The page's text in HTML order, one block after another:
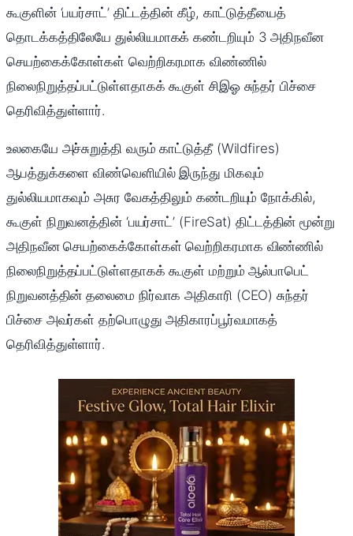
கூகுளின் ‘பயர்சாட்’ திட்டத்தின் கீழ், காட்டுத்தீயைத்
தொடக்கத்திலேயே துல்லியமாகக் கண்டறியும் 3 அதிநவீன
செயற்கைக்கோள்கள் வெற்றிகரமாக விண்ணில்
நிலைநிறுத்தப்பட்டுள்ளதாகக் கூகுள் சிஇஓ சுந்தர் பிச்சை
தெரிவித்துள்ளார்.
உலகையே அச்சுறுத்தி வரும் காட்டுத்தீ (Wildfires)
ஆபத்துக்களை விண்வெளியில் இருந்து மிகவும்
துல்லியமாகவும் அசுர வேகத்திலும் கண்டறியும் நோக்கில்,
கூகுள் நிறுவனத்தின் ‘பயர்சாட்’ (FireSat) திட்டத்தின் மூன்று
அதிநவீன செயற்கைக்கோள்கள் வெற்றிகரமாக விண்ணில்
நிலைநிறுத்தப்பட்டுள்ளதாகக் கூகுள் மற்றும் ஆல்பாபெட்
நிறுவனத்தின் தலைமை நிர்வாக அதிகாரி (CEO) சுந்தர்
பிச்சை அவர்கள் தற்பொழுது அதிகாரப்பூர்வமாகத்
தெரிவித்துள்ளார்.